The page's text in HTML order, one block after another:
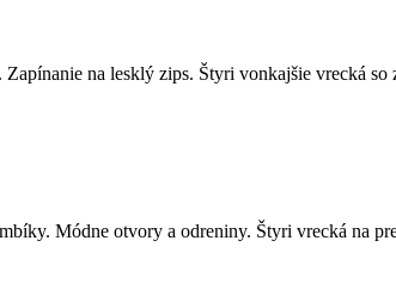
na lesklý zips. Štyri vonkajšie vrecká
Módne otvory a odreniny. Štyri vrecká na